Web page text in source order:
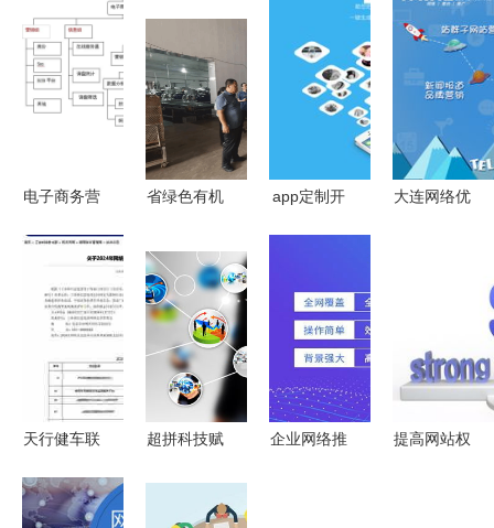
电子商务营
络技术推广
策略
省绿色有机
系首席专家
赴五常基地
调研授牌，
网络技术赋
能农业高质
量发展
app定制开
的关系解析
大连网络优
天行健车联
工信部网络
超拼科技赋
助其 涅槃
企业网络推
提高网站权